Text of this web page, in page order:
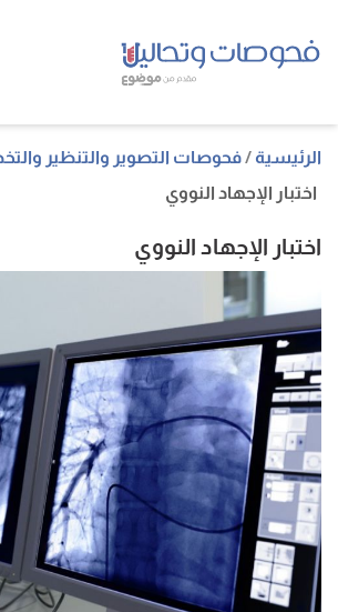
الرئيسية
فحوصات التصوير والتنظير
اختبار الإجهاد النووي
اختبار الإجهاد النووي